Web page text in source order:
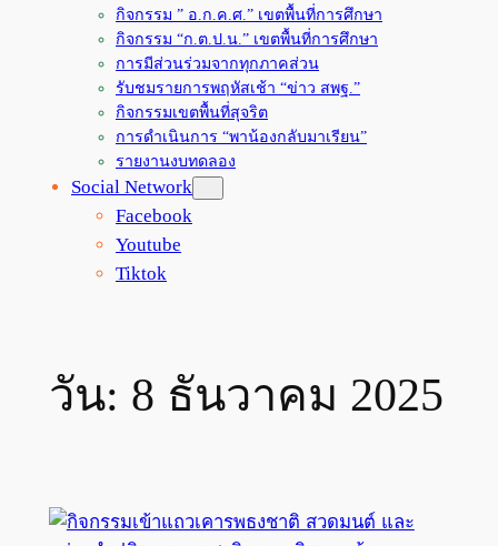
กิจกรรม ” อ.ก.ค.ศ.” เขตพื้นที่การศึกษา
กิจกรรม “ก.ต.ป.น.” เขตพื้นที่การศึกษา
การมีส่วนร่วมจากทุกภาคส่วน
รับชมรายการพฤหัสเช้า “ข่าว สพฐ.”
กิจกรรมเขตพื้นที่สุจริต
การดำเนินการ “พาน้องกลับมาเรียน”
รายงานงบทดลอง
Social Network
Facebook
Youtube
Tiktok
วัน: 8 ธันวาคม 2025